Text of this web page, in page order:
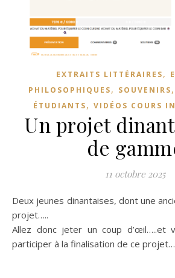
EXTRAITS LITTÉRAIRES,
PHILOSOPHIQUES, SOUVENIRS,
ÉTUDIANTS, VIDÉOS COURS
Un projet
de
11 octobre 2025
Deux jeunes dinantaises, dont une ancienne élève, lance un
projet…..
Allez donc jeter un coup d’œil…..et
participer à la finalisation de ce